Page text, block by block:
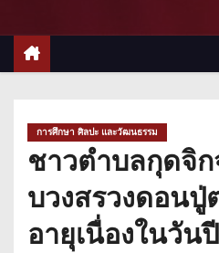
การศึกษา ศิลปะ และวัฒนธรรม
ชาวตำบลกุดจิ
บวงสรวงดอนปู่
อายุเนื่องในวัน